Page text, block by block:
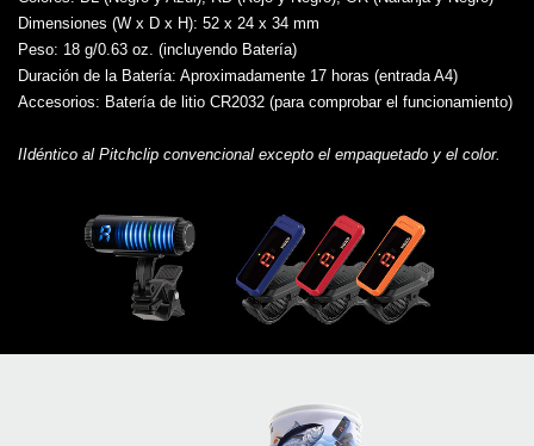
Dimensiones (W x D x H): 52 x 24 x 34 mm
Peso: 18 g/0.63 oz. (incluyendo Batería)
Duración de la Batería: Aproximadamente 17 horas (entrada A4)
Accesorios: Batería de litio CR2032 (para comprobar el funcionamiento)
IIdéntico al Pitchclip convencional excepto el empaquetado y el color.